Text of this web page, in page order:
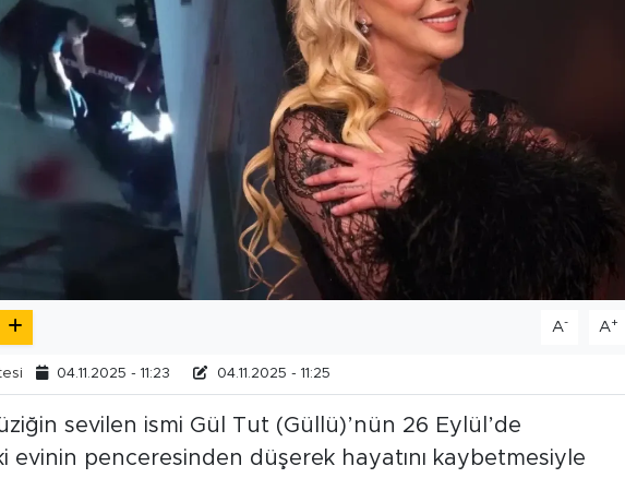
A- A+
04.11.2025 - 11:23 04.11.2025 - 11:25
sevilen ismi Gül Tut (Güllü)’nün 26 Eylül’de
evinin penceresinden düşerek hayatını kaybetmesiyle